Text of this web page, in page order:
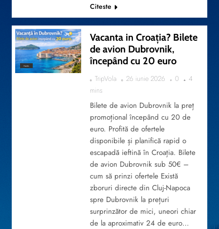
Citeste
TRAVEL
Vacanta in Croația? Bilete
de avion Dubrovnik,
începând cu 20 euro
TripVola 26 iunie 2026 0
4
mins
Bilete de avion Dubrovnik la preț
promoțional începând cu 20 de
euro. Profită de ofertele
disponibile și planifică rapid o
escapadă ieftină în Croația. Bilete
de avion Dubrovnik sub 50€ –
cum să prinzi ofertele Există
zboruri directe din Cluj-Napoca
spre Dubrovnik la prețuri
surprinzător de mici, uneori chiar
de la aproximativ 24 de euro…